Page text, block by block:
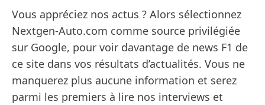
Vous appréciez nos actus ? Alors sélectionnez
Nextgen-Auto.com comme source privilégiée
sur Google, pour voir davantage de news F1 de
ce site dans vos résultats d’actualités. Vous ne
manquerez plus aucune information et serez
parmi les premiers à lire nos interviews et